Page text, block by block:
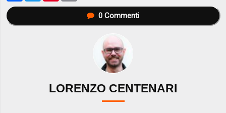
0Commenti
LORENZO CENTENARI